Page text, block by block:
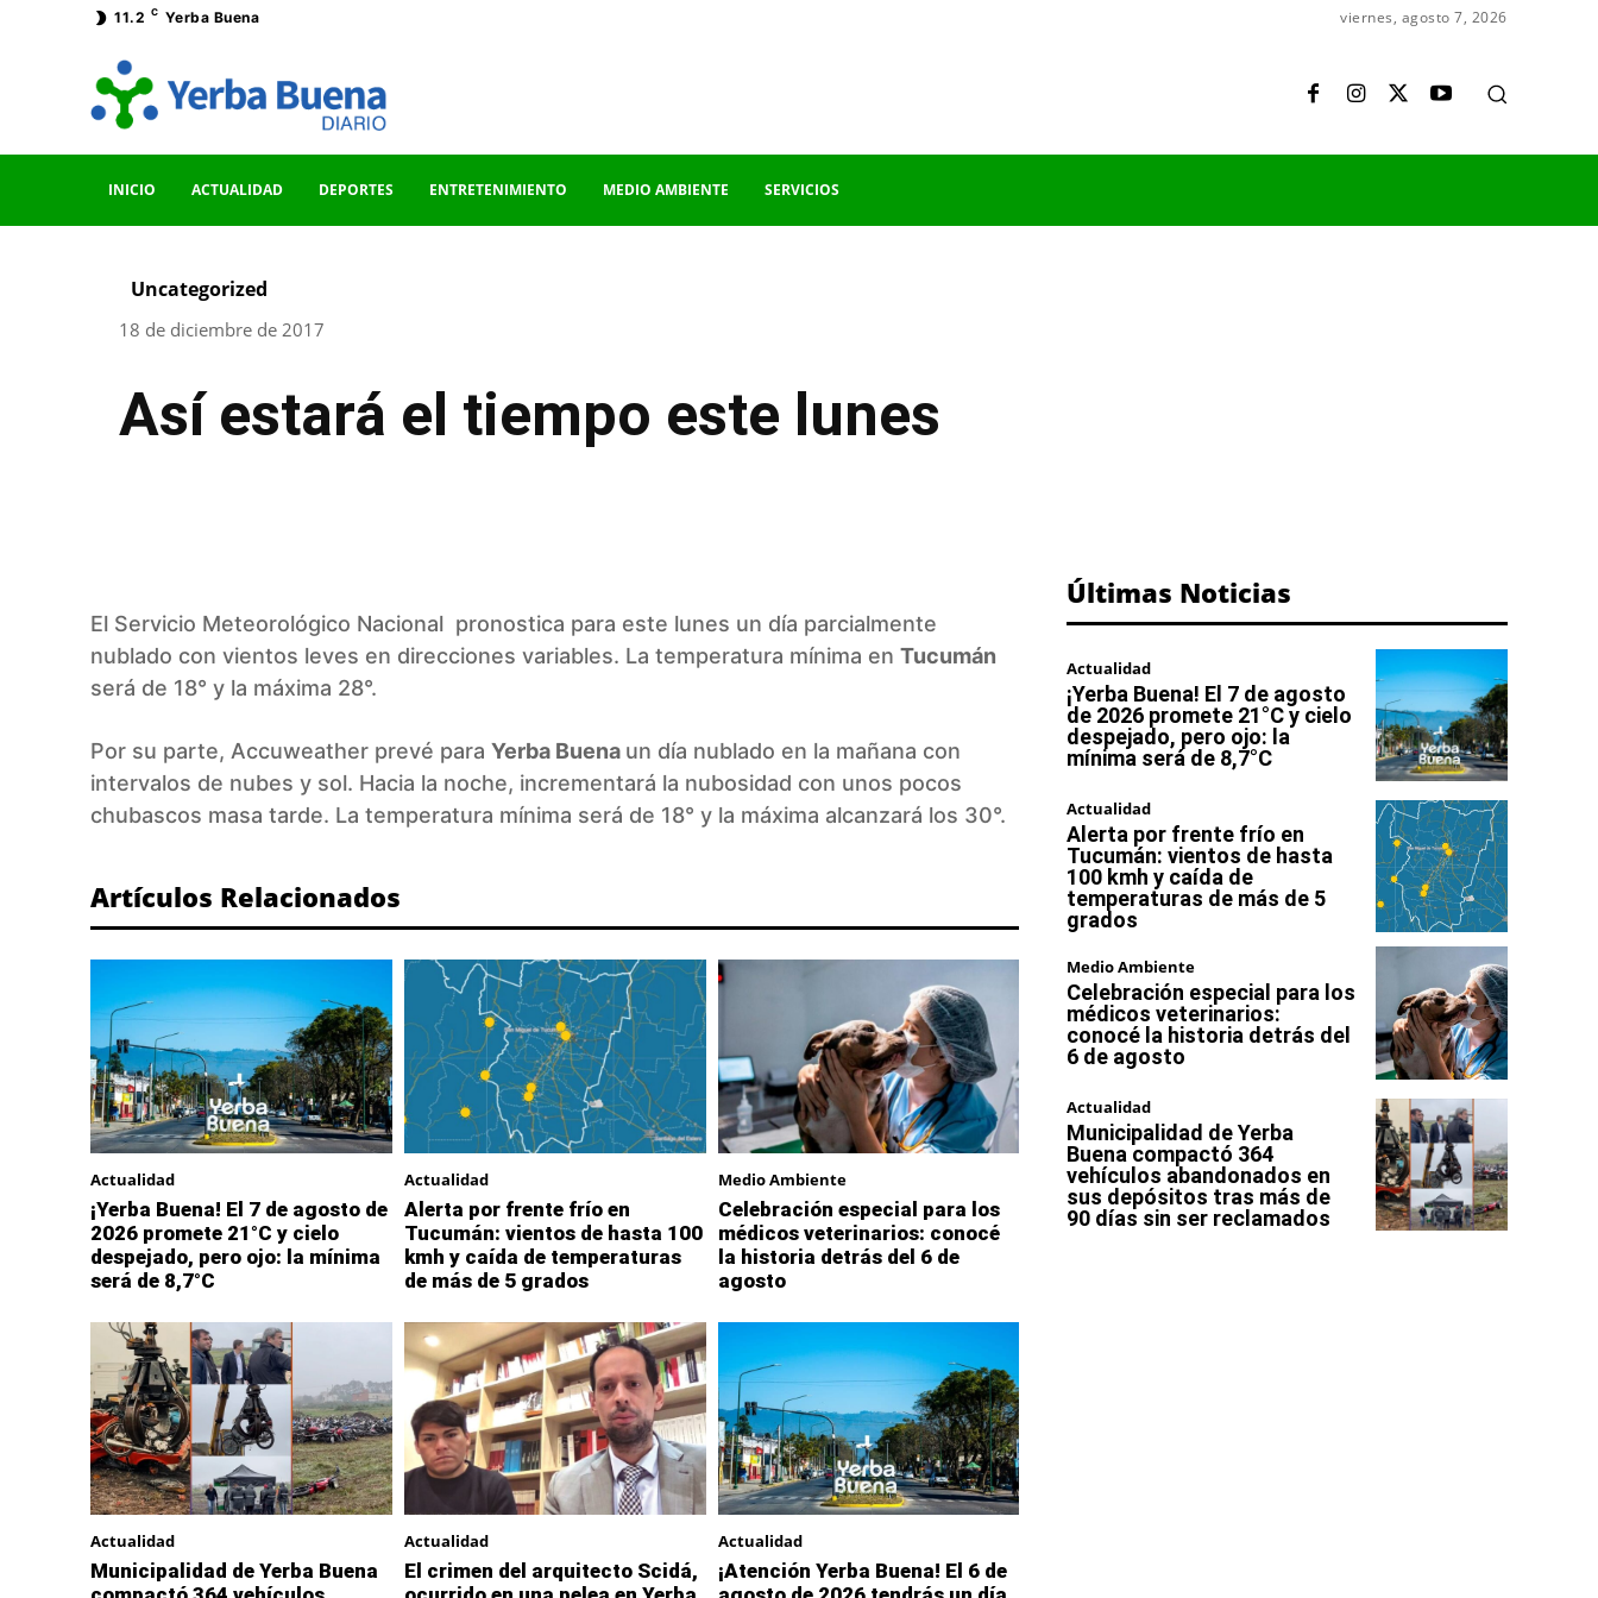
11.2 C Yerba Buena viernes, agosto 7, 2026
INICIO ACTUALIDAD DEPORTES ENTRETENIMIENTO MEDIO AMBIENTE SERVICIOS
Uncategorized
18 de diciembre de 2017
Así estará el tiempo este lunes
El Servicio Meteorológico Nacional pronostica para este lunes un día parcialmente
nublado con vientos leves en direcciones variables. La temperatura mínima en Tucumán
será de 18° y la máxima 28°.
Por su parte, Accuweather prevé para Yerba Buena un día nublado en la mañana con
intervalos de nubes y sol. Hacia la noche, incrementará la nubosidad con unos pocos
chubascos masa tarde. La temperatura mínima será de 18° y la máxima alcanzará los 30°.
Artículos Relacionados
Actualidad
¡Yerba Buena! El 7 de agosto de
2026 promete 21°C y cielo
despejado, pero ojo: la mínima
será de 8,7°C
Actualidad
Alerta por frente frío en
Tucumán: vientos de hasta 100
kmh y caída de temperaturas
de más de 5 grados
Medio Ambiente
Celebración especial para los
médicos veterinarios: conocé
la historia detrás del 6 de
agosto
Actualidad
Municipalidad de Yerba Buena
Actualidad
El crimen del arquitecto Scidá,
Actualidad
¡Atención Yerba Buena! El 6 de
Últimas Noticias
Actualidad
¡Yerba Buena! El 7 de agosto
de 2026 promete 21°C y cielo
despejado, pero ojo: la
mínima será de 8,7°C
Actualidad
Alerta por frente frío en
Tucumán: vientos de hasta
100 kmh y caída de
temperaturas de más de 5
grados
Medio Ambiente
Celebración especial para los
médicos veterinarios:
conocé la historia detrás del
6 de agosto
Actualidad
Municipalidad de Yerba
Buena compactó 364
vehículos abandonados en
sus depósitos tras más de
90 días sin ser reclamados